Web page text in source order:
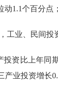
动1.1个百分
工业、民间投
投资比上年同
产业投资增长